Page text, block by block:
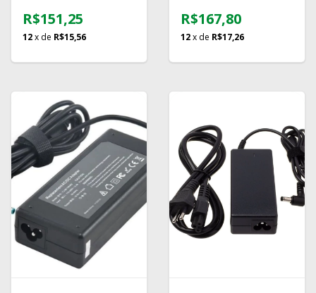
R$151,25
12x de R$15,56
R$167,80
12x de R$17,26